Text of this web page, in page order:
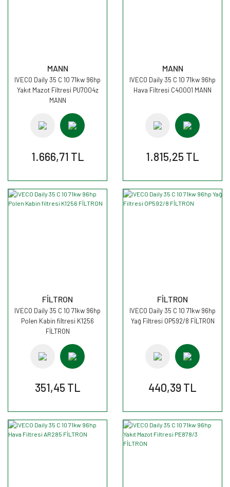
MANN
IVECO Daily 35 C 10 71kw 96hp
Yakıt Mazot Filtresi PU7004z
MANN
1.666,71 TL
MANN
IVECO Daily 35 C 10 71kw 96hp
Hava Filtresi C40001 MANN
1.815,25 TL
FİLTRON
IVECO Daily 35 C 10 71kw 96hp
Polen Kabin filtresi K1256
FİLTRON
351,45 TL
FİLTRON
IVECO Daily 35 C 10 71kw 96hp
Yağ Filtresi OP592/8 FİLTRON
440,39 TL